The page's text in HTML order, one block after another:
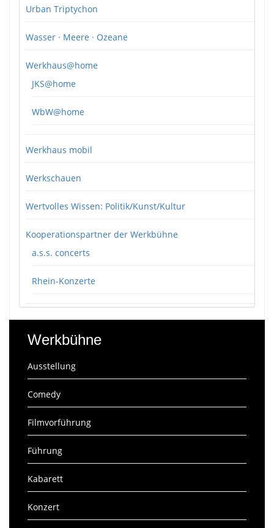
Urban Triptychon
Wasser · Meere · Ozeane
Werkhaus@home
JKS@home
WbW@home
Werkhaus mobil
Werkschauen
Wertvolles Wissen: Politik/Kunst/Kultur
Kooperationspartner der Werkbühne
a.s.s. concerts
Rhein-Konzerte
Werkbühne
Ausstellung
Comedy
Filmvorführung
Führung
Kabarett
Konzert